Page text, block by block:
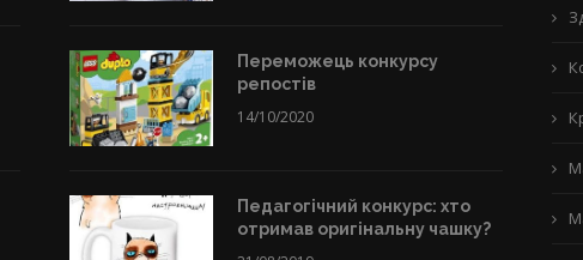
Переможець конкурсу
репостів
14/10/2020
Педагогічний конкурс: хто
отримав оригінальну чашку?